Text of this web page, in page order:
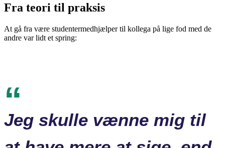
Fra teori til praksis
At gå fra være studentermedhjælper til kollega på lige fod med de
andre var lidt et spring:
Jeg skulle vænne mig til